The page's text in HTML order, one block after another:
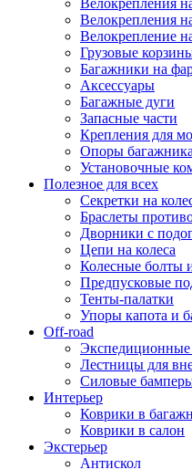
Велокрепления
Велокрепление
Грузовые
Багажники на
Аксессуары
Багажные дуги
Запасные части
Крепления для
Опоры багажника
Установочные
Полезное для всех
Секретки на
Браслеты
Дворники с
Цепи на колеса
Колесные болты
Предпусковые
Тенты-палатки
Упоры капота и
Off-road
Экспедиционные
Лестницы для
Силовые
Интерьер
Коврики в
Коврики в салон
Экстерьер
Антискол